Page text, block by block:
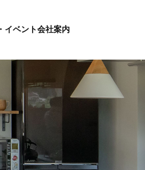
イベント会社案内